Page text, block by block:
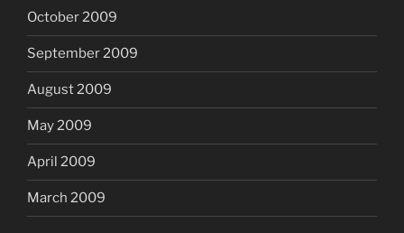
October 2009
September 2009
August 2009
May 2009
April 2009
March 2009